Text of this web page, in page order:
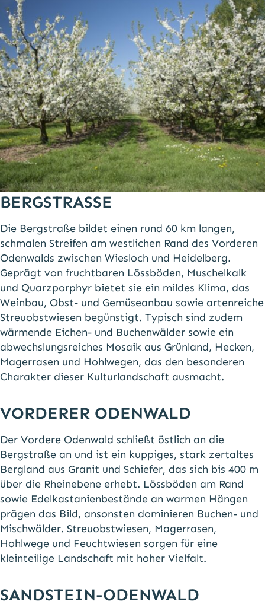
BERGSTRASSE
Die Bergstraße bildet einen rund 60 km langen,
schmalen Streifen am westlichen Rand des Vorderen
Odenwalds zwischen Wiesloch und Heidelberg.
Geprägt von fruchtbaren Lössböden, Muschelkalk
und Quarzporphyr bietet sie ein mildes Klima, das
Weinbau, Obst- und Gemüseanbau sowie artenreiche
Streuobstwiesen begünstigt. Typisch sind zudem
wärmende Eichen- und Buchenwälder sowie ein
abwechslungsreiches Mosaik aus Grünland, Hecken,
Magerrasen und Hohlwegen, das den besonderen
Charakter dieser Kulturlandschaft ausmacht.
VORDERER ODENWALD
Der Vordere Odenwald schließt östlich an die
Bergstraße an und ist ein kuppiges, stark zertaltes
Bergland aus Granit und Schiefer, das sich bis 400 m
über die Rheinebene erhebt. Lössböden am Rand
sowie Edelkastanienbestände an warmen Hängen
prägen das Bild, ansonsten dominieren Buchen- und
Mischwälder. Streuobstwiesen, Magerrasen,
Hohlwege und Feuchtwiesen sorgen für eine
kleinteilige Landschaft mit hoher Vielfalt.
SANDSTEIN-ODENWALD